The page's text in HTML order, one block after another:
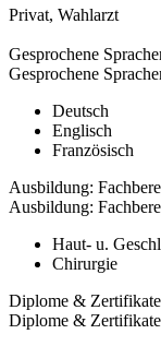
Privat, Wahlarzt
Gesprochene
Gesprochene
Deutsch
Englisch
Französisch
Ausbildung:
Ausbildung:
Haut- u.
Chirurgie
Diplome & Zertifikate
Diplome & Zertifikate